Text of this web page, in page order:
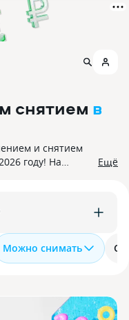
снятием в
и снятием
году! На
Ещё
Можно снимать